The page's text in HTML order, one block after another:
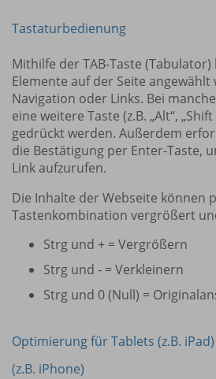
Tastaturbedienung
Mithilfe der TAB-Taste (Tabulator)
Elemente auf der Seite angewählt
Navigation oder Links. Bei
eine weitere Taste (z.B. „Alt“,
gedrückt werden. Außerdem
die Bestätigung per Enter-Taste,
Link aufzurufen.
Die Inhalte der Webseite können
Tastenkombination vergrößert
Strg und + = Vergrößern
Strg und - = Verkleinern
Strg und 0 (Null) =
Optimierung für Tablets (z.B.
(z.B. iPhone)